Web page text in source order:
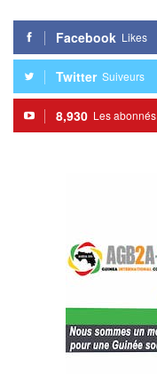
Facebook Likes
Twitter Suiveurs
8,930 Les abonnés